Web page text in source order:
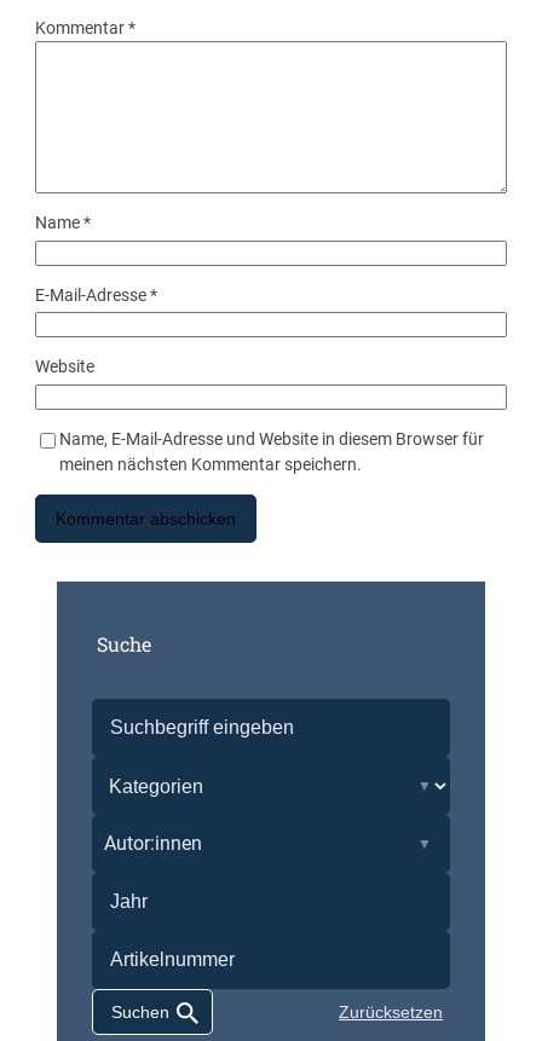
Kommentar*
Name*
E-Mail-Adresse*
Website
Name, E-Mail-Adresse und Website in diesem Browser für
meinen nächsten Kommentar speichern.
Suche
Autor:innen
Zurücksetzen